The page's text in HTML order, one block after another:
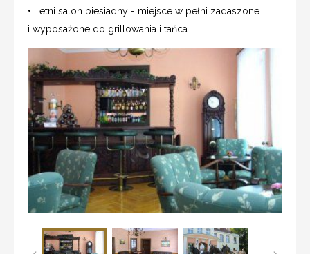
• Letni salon biesiadny - miejsce w pełni zadaszone
i wyposażone do grillowania i tańca.